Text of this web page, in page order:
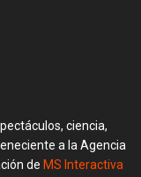
ciencia,
a la Agencia
de MS Interactiva